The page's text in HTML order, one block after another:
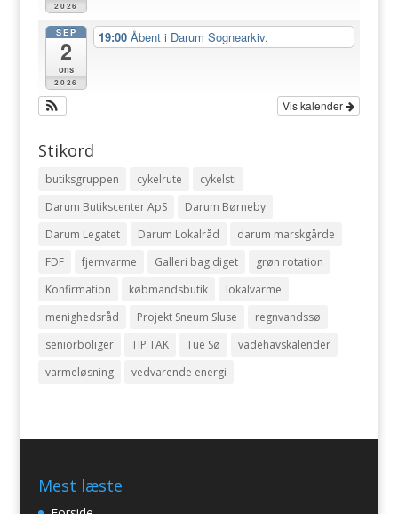
2026
SEP
2
ons
2026
19:00Åbent i Darum Sognearkiv.
Vis kalender
Stikord
butiksgruppen cykelrute
cykelsti
Darum Butikscenter ApS
Darum Børneby
Darum Legatet
Darum Lokalråd
darum marskgårde
FDF
fjernvarme Galleri bag diget
grøn rotation
Konfirmation
købmandsbutik
lokalvarme
menighedsråd
Projekt Sneum Sluse
regnvandssø
seniorboliger
TIP TAK Tue Sø
vadehavskalender
varmeløsning
vedvarende energi
Mest læste